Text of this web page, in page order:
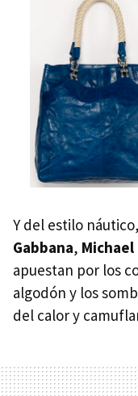
Y del estilo
Gabbana, Michael
apuestan por los
algodón y los
del calor y